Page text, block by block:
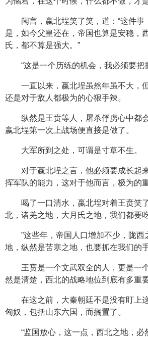
闻言，嬴北埕笑了笑，道：“这件事
是，如今父皇还在，帝国也算是安稳，
氏，都不算是强大。”
“这是一个历练的机会，我必须要把
一直以来，嬴北埕虽然年虽不大，
还是对于敌人都极为的心狠手辣。
纵然是王贲等人，屠杀俘虏心中都
嬴北埕第一次上战场便直接是做了。
大军所到之处，可谓是寸草不生。
对于嬴北埕之言，他必须要成长起
挥军队的能力，这对于他而言，极为的重
喝了一口清水，嬴北埕对着王贲笑
北，诸羌之地，大月氏之地，我们都要
”这些年，帝国人口增加不少，陇西
地，纵然是苦寒之地，也要抓在我们的
王贲是一个文武双全的人，更是一
然是清楚，西北的战略地位到底有多重要
在这之前，大秦朝廷不是没有盯上
匈奴，包括山东六国，而搁置了。
“监国放心，这一点，西北之地，必